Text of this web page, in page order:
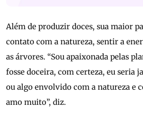
Além de produzir doces, sua maior
contato com a natureza, sentir a
as árvores. “Sou apaixonada pelas
fosse doceira, com certeza, eu seria
ou algo envolvido com a natureza e
amo muito”, diz.